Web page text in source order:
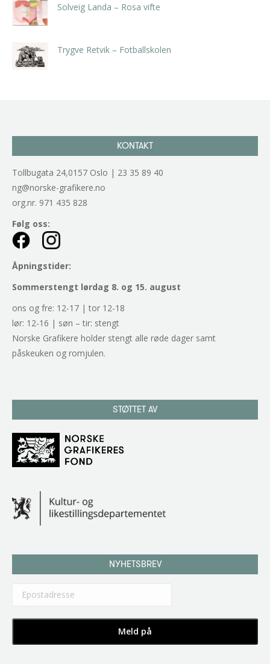
Solveig Landa – Rosa vifte
Trygve Retvik – Fotballskolen
KONTAKT
Tollbugata 24,0157 Oslo | 23 35 89 40
ng@norske-grafikere.no
org.nr. 971 435 828
Følg oss:
Åpningstider:
Sommerstengt lørdag 8. og 15. august
ons og fre: 12-17 | tor 12-18
lør: 12-16 | søn – tir: stengt
Norske Grafikere holder stengt alle røde dager samt
påskeuken og romjulen.
STØTTET AV
NYHETSBREV